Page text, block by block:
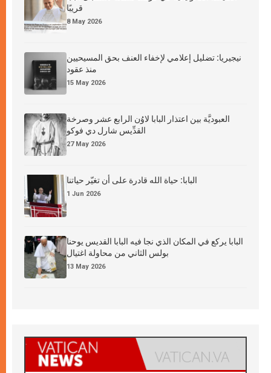
قريبًا
8 May 2026
نيجيريا: تضليل إعلامي لإخفاء العنف بحق المسيحيين
منذ عقود
15 May 2026
العبوديَّة بين اعتذار البابا لاوُن الرابع عشر وصرخة
القدِّيس شارل دي فوكو
27 May 2026
البابا: حياة الله قادرة على أن تغيّر حياتنا
1 Jun 2026
البابا يركع في المكان الذي نجا فيه البابا القديس يوحنا
بولس الثاني من محاولة اغتيال
13 May 2026